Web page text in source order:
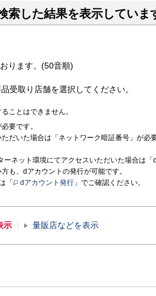
索した結果を表示していま
ります。(50音順)
受取り店舗を選択してください。
ことはできません。
要です。
ただいた場合は「ネットワーク暗証番号」が必
ーネット環境にてアクセスいただいた場合は
も、dアカウントの発行が可能です。
「
dアカウント発行 」でご確認ください。
示 量販店などを表示